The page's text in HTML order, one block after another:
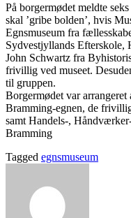
På borgermødet meldte
skal ’gribe bolden’, hvis
Egnsmuseum fra
Sydvestjyllands Efterskole,
John Schwartz fra
frivillig ved museet.
til gruppen.
Borgermødet var
Bramming-egnen, de
samt Handels-,
Bramming
Tagged egnsmuseum